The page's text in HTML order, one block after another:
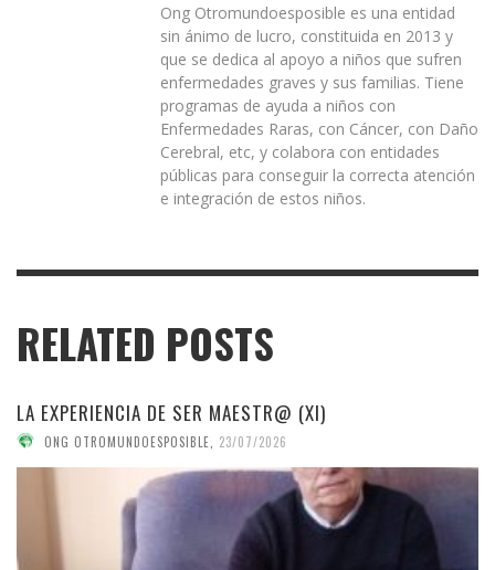
Ong Otromundoesposible es una entidad
sin ánimo de lucro, constituida en 2013 y
que se dedica al apoyo a niños que sufren
enfermedades graves y sus familias. Tiene
programas de ayuda a niños con
Enfermedades Raras, con Cáncer, con Daño
Cerebral, etc, y colabora con entidades
públicas para conseguir la correcta atención
e integración de estos niños.
RELATED POSTS
LA EXPERIENCIA DE SER MAESTR@ (XI)
ONG OTROMUNDOESPOSIBLE 23/07/2026